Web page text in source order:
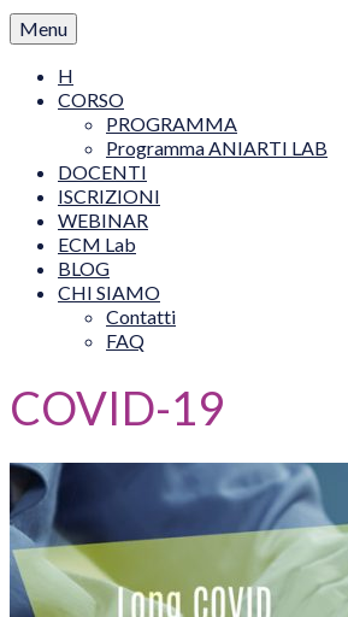
Menu
H
CORSO
PROGRAMMA
Programma ANIARTI LAB
DOCENTI
ISCRIZIONI
WEBINAR
ECM Lab
BLOG
CHI SIAMO
Contatti
FAQ
COVID-19